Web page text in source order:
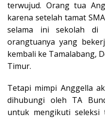
terwujud. Orang tua
karena setelah tamat
selama ini sekolah di
orangtuanya yang
kembali ke Tamalabang,
Timur.
Tetapi mimpi Anggella
dihubungi oleh TA
untuk mengikuti seleksi